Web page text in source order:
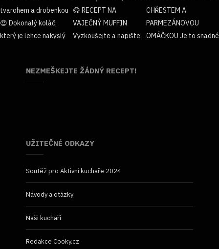
NEZMEŠKEJTE ŽÁDNÝ RECEPT!
UŽITEČNÉ ODKAZY
Soutěž pro Aktivní kuchaře 2024
Návody a otázky
Naši kuchaři
Redakce Cooky.cz